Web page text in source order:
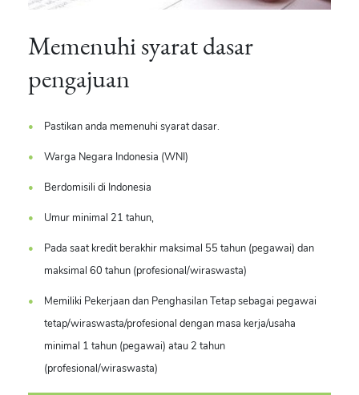
Memenuhi syarat dasar
pengajuan
Pastikan anda memenuhi syarat dasar.
Warga Negara Indonesia (WNI)
Berdomisili di Indonesia
Umur minimal 21 tahun,
Pada saat kredit berakhir maksimal 55 tahun (pegawai) dan
maksimal 60 tahun (profesional/wiraswasta)
Memiliki Pekerjaan dan Penghasilan Tetap sebagai pegawai
tetap/wiraswasta/profesional dengan masa kerja/usaha
minimal 1 tahun (pegawai) atau 2 tahun
(profesional/wiraswasta)